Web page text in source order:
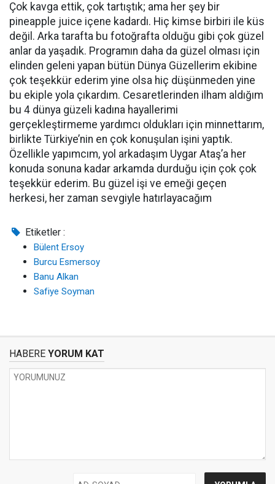
Çok kavga ettik, çok tartıştık; ama her şey bir
pineapple juice içene kadardı. Hiç kimse birbiri ile küs
değil. Arka tarafta bu fotoğrafta olduğu gibi çok güzel
anlar da yaşadık. Programın daha da güzel olması için
elinden geleni yapan bütün Dünya Güzellerim ekibine
çok teşekkür ederim yine olsa hiç düşünmeden yine
bu ekiple yola çıkardım. Cesaretlerinden ilham aldığım
bu 4 dünya güzeli kadına hayallerimi
gerçekleştirmeme yardımcı oldukları için minnettarım,
birlikte Türkiye’nin en çok konuşulan işini yaptık.
Özellikle yapımcım, yol arkadaşım Uygar Ataş’a her
konuda sonuna kadar arkamda durduğu için çok çok
teşekkür ederim. Bu güzel işi ve emeği geçen
herkesi, her zaman sevgiyle hatırlayacağım
Etiketler :
Bülent Ersoy
Burcu Esmersoy
Banu Alkan
Safiye Soyman
HABERE YORUM KAT